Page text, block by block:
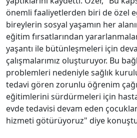
önemli faaliyetlerden biri de özel
bireylerin sosyal yaşamın her
eğitim fırsatlarından
yaşantı ile bütünleşmeleri için
çalışmalarımız oluşturuyor. Bu
problemleri nedeniyle sağlık
tedavi gören zorunlu öğrenim
eğitimlerini sürdürmeleri için
evde tedavisi devam eden
hizmeti götürüyoruz" diye